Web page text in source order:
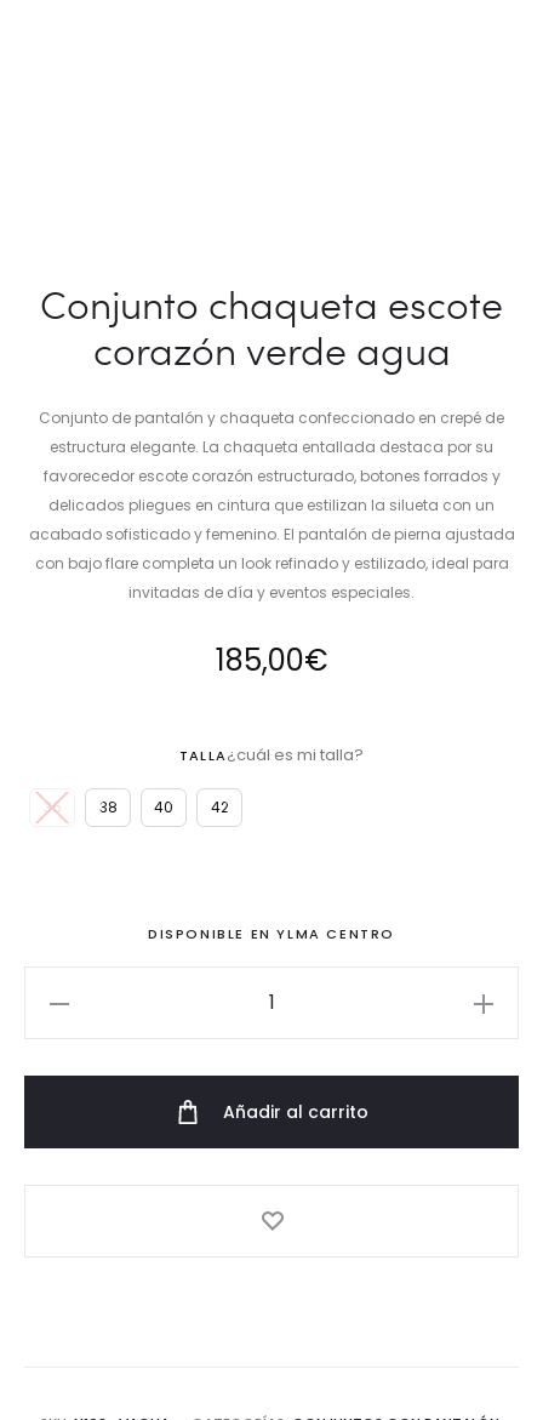
Conjunto chaqueta escote
corazón verde agua
Conjunto de pantalón y chaqueta confeccionado en crepé de
estructura elegante. La chaqueta entallada destaca por su
favorecedor escote corazón estructurado, botones forrados y
delicados pliegues en cintura que estilizan la silueta con un
acabado sofisticado y femenino. El pantalón de pierna ajustada
con bajo flare completa un look refinado y estilizado, ideal para
invitadas de día y eventos especiales.
185,00€
TALLA¿cuál es mi talla?
36 38 40 42
DISPONIBLE EN YLMA CENTRO
Añadir al carrito